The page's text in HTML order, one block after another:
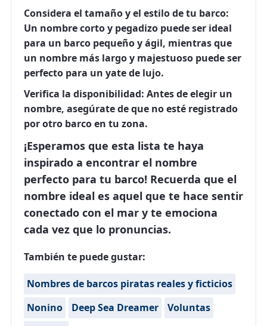
Considera el tamaño y el estilo de tu barco:
Un nombre corto y pegadizo puede ser ideal
para un barco pequeño y ágil, mientras que
un nombre más largo y majestuoso puede ser
perfecto para un yate de lujo.
Verifica la disponibilidad: Antes de elegir un
nombre, asegúrate de que no esté registrado
por otro barco en tu zona.
¡Esperamos que esta lista te haya
inspirado a encontrar el nombre
perfecto para tu barco! Recuerda que el
nombre ideal es aquel que te hace sentir
conectado con el mar y te emociona
cada vez que lo pronuncias.
También te puede gustar:
Nombres de barcos piratas reales y ficticios
Nonino
Deep Sea Dreamer
Voluntas